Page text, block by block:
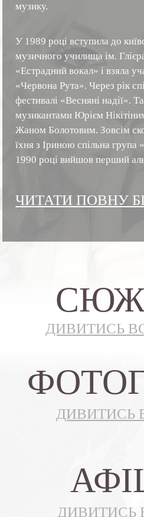
музику.
У 1989 році вступила до
музичного училища ім. Глієра
«Естрадний вокал» і взяла
«Червона Рута». Через рік
фестивалі «Весняні надії».
музикантами Юрієм
Жаном Болотовим. Зовсім
їхня з Іриною спільна
1990 році вийшов перший
ЧИТАТИ ПОВНУ
ДИВИТИСЬ
ДИВИТИСЬ
ДИВИТИСЬ